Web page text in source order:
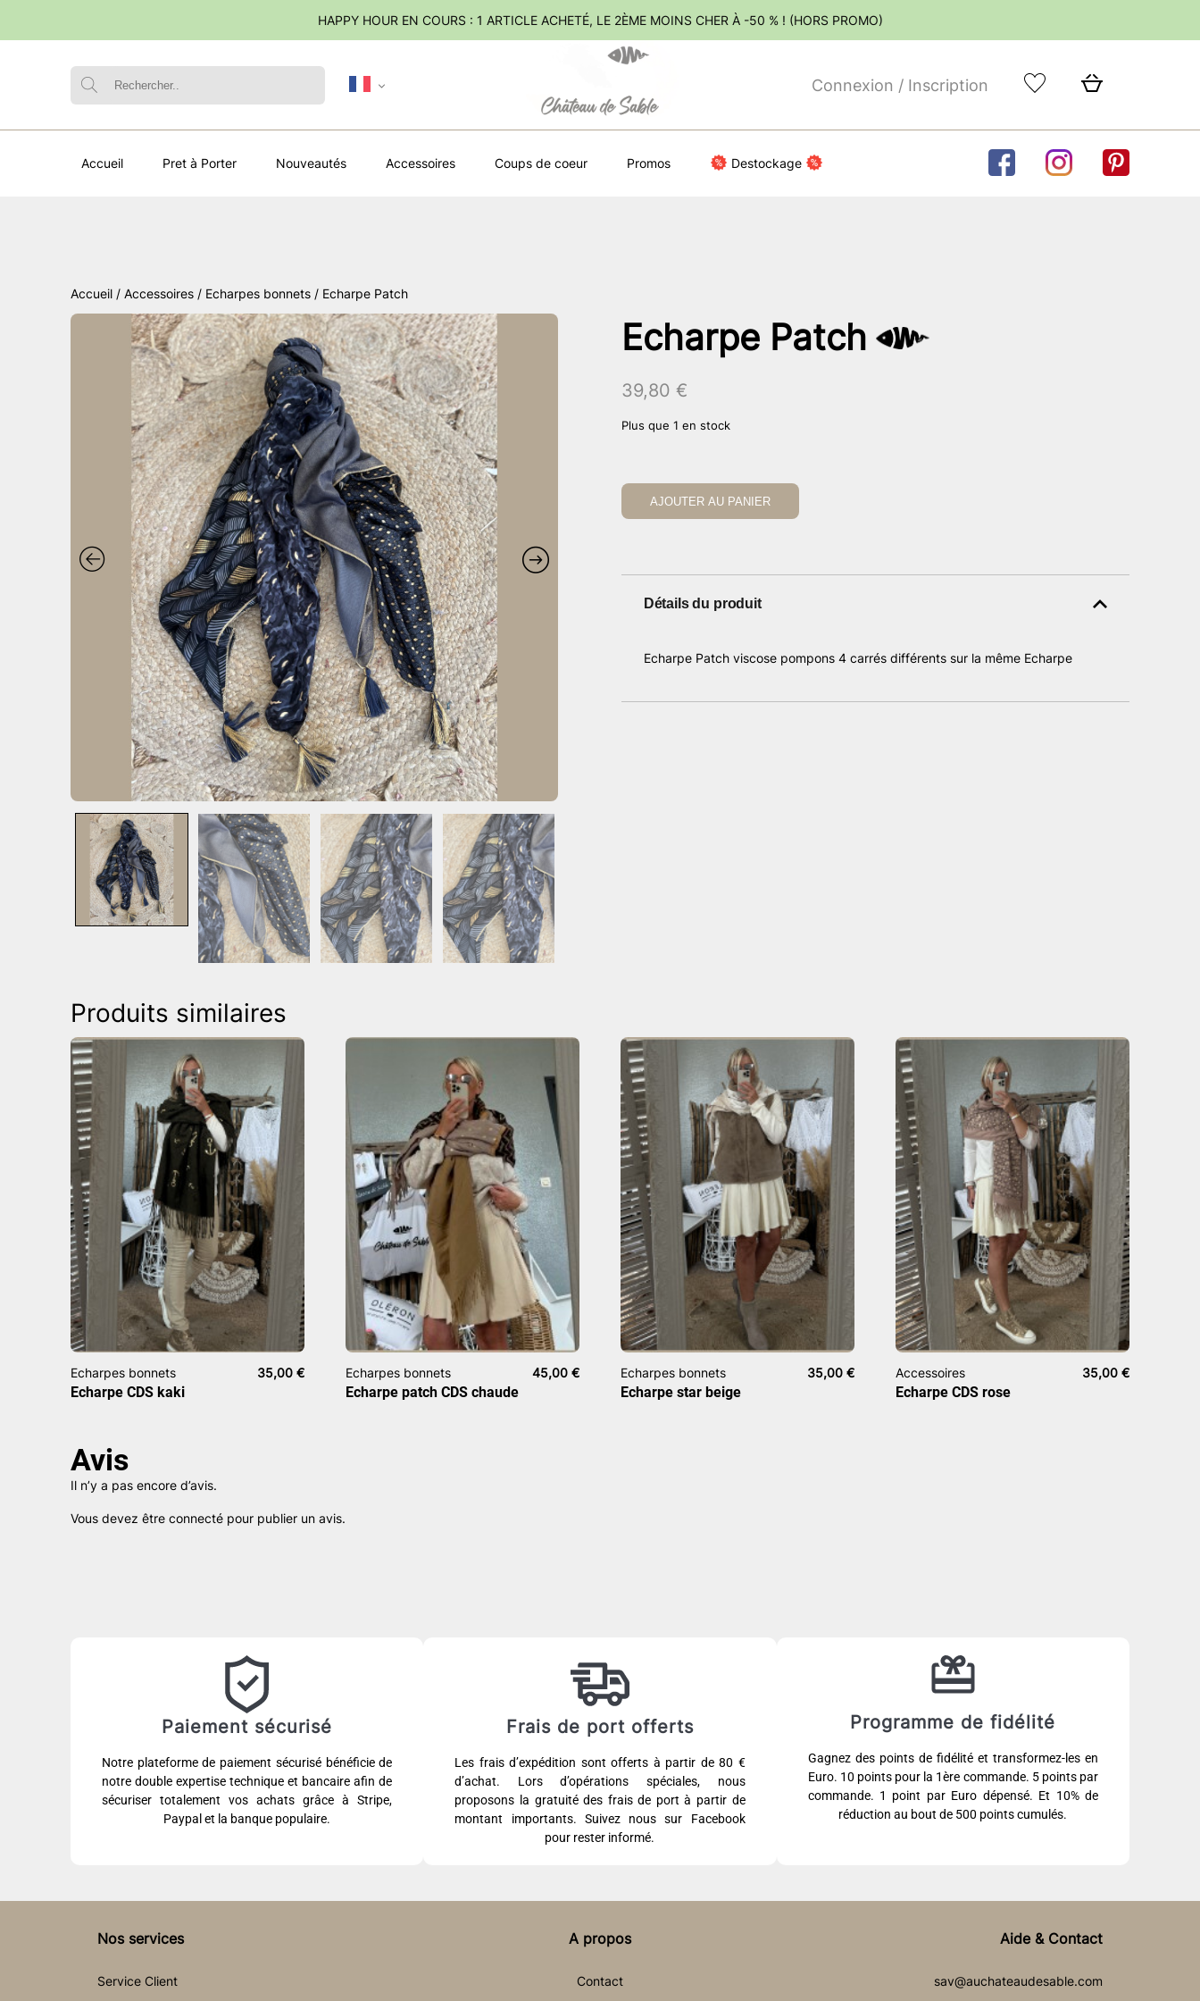
HAPPY HOUR EN COURS : 1 ARTICLE ACHETÉ, LE 2ÈME MOINS CHER À -50 % ! (HORS PROMO)
Connexion / Inscription
Accueil Pret à Porter Nouveautés Accessoires Coups de coeur Promos Destockage
Accueil / Accessoires / Echarpes bonnets / Echarpe Patch
Echarpe Patch
39,80 €
Plus que 1 en stock
AJOUTER AU PANIER
Détails du produit
Echarpe Patch viscose pompons 4 carrés différents sur la même Echarpe
Produits similaires
Echarpes bonnets 35,00 €
Echarpe CDS kaki
Echarpes bonnets 45,00 €
Echarpe patch CDS chaude
Echarpes bonnets 35,00 €
Echarpe star beige
Accessoires 35,00 €
Echarpe CDS rose
Avis
Il n’y a pas encore d’avis.
Vous devez être connecté pour publier un avis.
Paiement sécurisé
Notre plateforme de paiement sécurisé bénéficie de
notre double expertise technique et bancaire afin de
sécuriser totalement vos achats grâce à Stripe,
Paypal et la banque populaire.
Frais de port offerts
Les frais d’expédition sont offerts à partir de 80 €
d’achat. Lors d’opérations spéciales, nous
proposons la gratuité des frais de port à partir de
montant importants. Suivez nous sur Facebook
pour rester informé.
Programme de fidélité
Gagnez des points de fidélité et transformez-les en
Euro. 10 points pour la 1ère commande. 5 points par
commande. 1 point par Euro dépensé. Et 10% de
réduction au bout de 500 points cumulés.
Nos services
Service Client
A propos
Contact
Aide & Contact
sav@auchateaudesable.com